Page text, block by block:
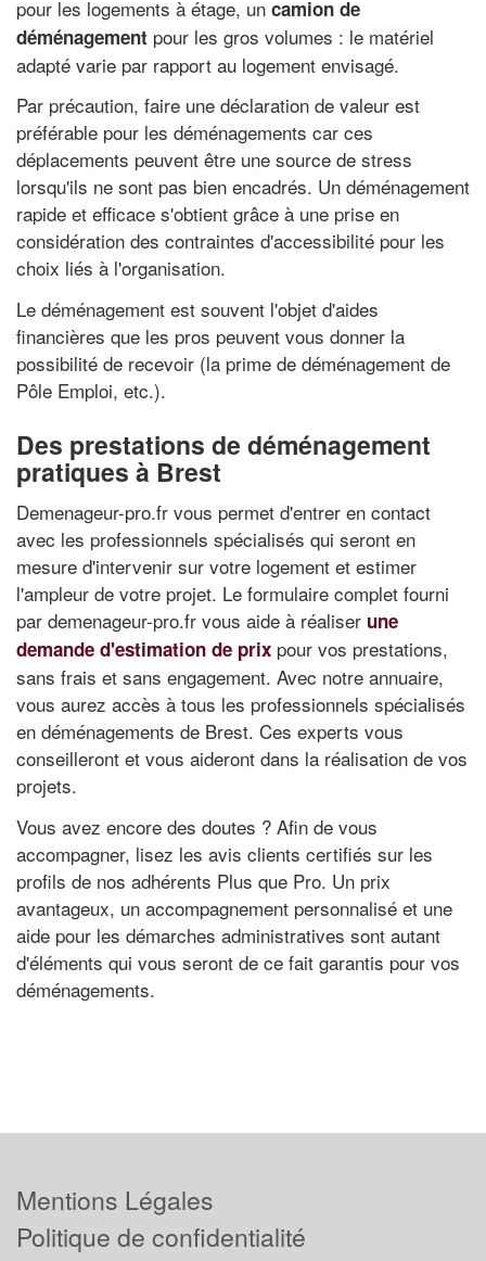
pour les logements à étage, un camion de
déménagement pour les gros volumes : le matériel
adapté varie par rapport au logement envisagé.
Par précaution, faire une déclaration de valeur est
préférable pour les déménagements car ces
déplacements peuvent être une source de stress
lorsqu'ils ne sont pas bien encadrés. Un déménagement
rapide et efficace s'obtient grâce à une prise en
considération des contraintes d'accessibilité pour les
choix liés à l'organisation.
Le déménagement est souvent l'objet d'aides
financières que les pros peuvent vous donner la
possibilité de recevoir (la prime de déménagement de
Pôle Emploi, etc.).
Des prestations de déménagement
pratiques à Brest
Demenageur-pro.fr vous permet d'entrer en contact
avec les professionnels spécialisés qui seront en
mesure d'intervenir sur votre logement et estimer
l'ampleur de votre projet. Le formulaire complet fourni
par demenageur-pro.fr vous aide à réaliser une
demande d'estimation de prix pour vos prestations,
sans frais et sans engagement. Avec notre annuaire,
vous aurez accès à tous les professionnels spécialisés
en déménagements de Brest. Ces experts vous
conseilleront et vous aideront dans la réalisation de vos
projets.
Vous avez encore des doutes ? Afin de vous
accompagner, lisez les avis clients certifiés sur les
profils de nos adhérents Plus que Pro. Un prix
avantageux, un accompagnement personnalisé et une
aide pour les démarches administratives sont autant
d'éléments qui vous seront de ce fait garantis pour vos
déménagements.
Mentions Légales
Politique de confidentialité